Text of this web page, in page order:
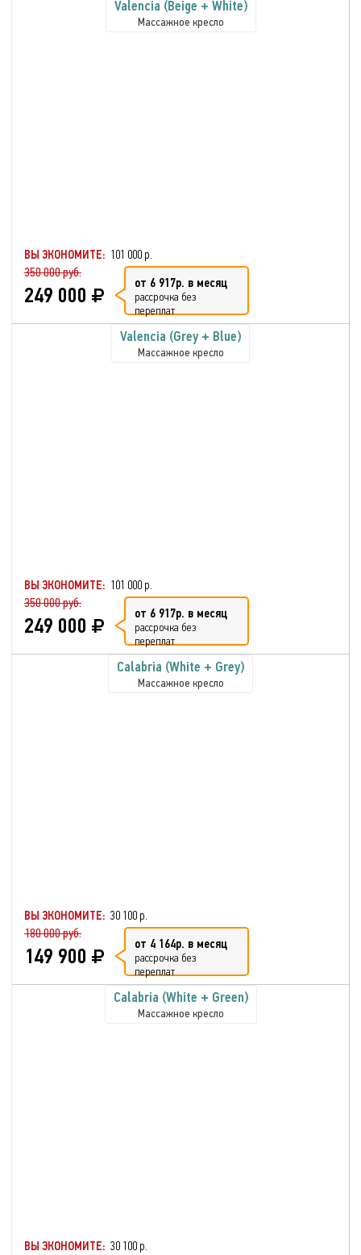
Valencia (Beige + White)
Массажное кресло
ВЫ ЭКОНОМИТЕ: 101 000 р.
350 000 руб.
249 000 от 6 917р. в месяц
рассрочка без
переплат
Valencia (Grey + Blue)
Массажное кресло
ВЫ ЭКОНОМИТЕ: 101 000 р.
350 000 руб.
249 000 от 6 917р. в месяц
рассрочка без
переплат
Calabria (White + Grey)
Массажное кресло
ВЫ ЭКОНОМИТЕ: 30 100 р.
180 000 руб.
149 900 от 4 164р. в месяц
рассрочка без
переплат
Calabria (White + Green)
Массажное кресло
ВЫ ЭКОНОМИТЕ: 30 100 р.